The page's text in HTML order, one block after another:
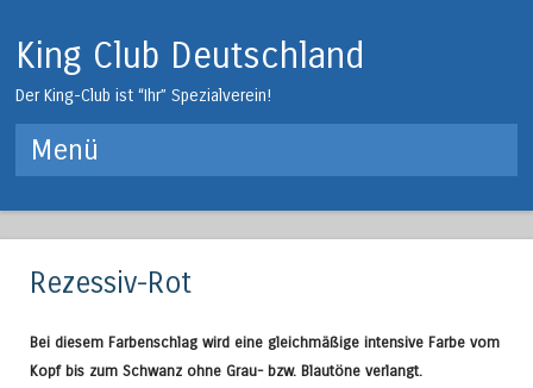
King Club Deutschland
Der King-Club ist “Ihr” Spezialverein!
Menü
Rezessiv-Rot
Bei diesem Farbenschlag wird eine gleichmäßige intensive Farbe vom
Kopf bis zum Schwanz ohne Grau- bzw. Blautöne verlangt.